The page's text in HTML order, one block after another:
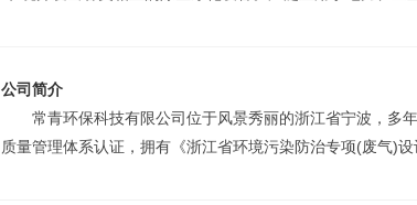
公司简介
常青环保科技有限公司位于风景秀丽的浙江省宁波，多
质量管理体系认证，拥有《浙江省环境污染防治专项(废气)设